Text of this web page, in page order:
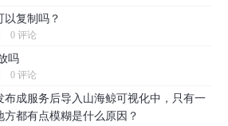
以复制吗？
0 评论
吗
0 评论
布成服务后导入山海鲸可视化中，只有一
都有点模糊是什么原因？